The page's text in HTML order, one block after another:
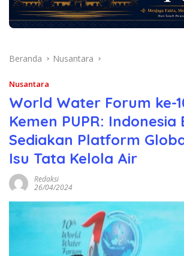
Beranda Nusantara
Nusantara
World Water Forum ke-
Kemen PUPR:
Sediakan Platform
Isu Tata Kelola Air
Redaksi
26/04/2024